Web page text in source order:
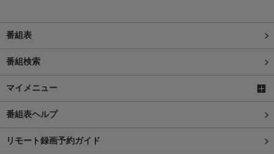
番組表
番組検索
マイメニュー
番組表ヘルプ
リモート録画予約ガイド